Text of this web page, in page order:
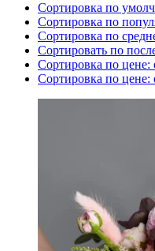
Сортировка по
Сортировка по
Сортировка по
Сортировать по
Сортировка по цене:
Сортировка по цене: